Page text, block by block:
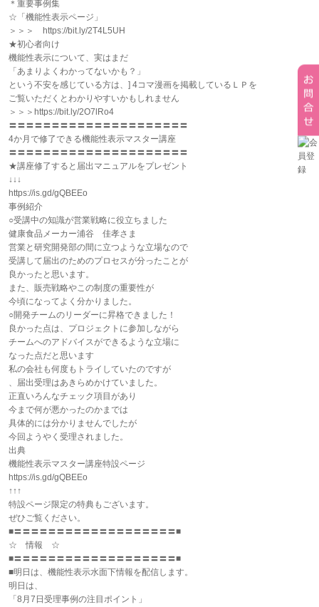
＊重要事例集
☆「機能性表示ページ」
＞＞＞ https://bit.ly/2T4L5UH
★初心者向け
機能性表示について、実はまだ
「あまりよくわかってないかも？」
という不安を感じている方は、] 4コマ漫画を掲載しているＬＰを
ご覧いただくとわかりやすいかもしれません
＞＞＞https://bit.ly/2O7lRo4
〓〓〓〓〓〓〓〓〓〓〓〓〓〓〓〓〓〓〓〓〓
4か月で修了できる機能性表示マスター講座
〓〓〓〓〓〓〓〓〓〓〓〓〓〓〓〓〓〓〓〓〓
★講座修了すると届出マニュアルをプレゼント
↓↓↓
https://is.gd/gQBEEo
事例紹介
○受講中の知識が営業戦略に役立ちました
健康食品メーカー浦谷 佳孝さま
営業と研究開発部の間に立つような立場なので
受講して届出のためのプロセスが分ったことが
良かったと思います。
また、販売戦略やこの制度の重要性が
今頃になってよく分かりました。
○開発チームのリーダーに昇格できました！
良かった点は、プロジェクトに参加しながら
チームへのアドバイスができるような立場に
なった点だと思います
私の会社も何度もトライしていたのですが
、届出受理はあきらめかけていました。
正直いろんなチェック項目があり
今まで何が悪かったのかまでは
具体的には分かりませんでしたが
今回ようやく受理されました。
出典
機能性表示マスター講座特設ページ
https://is.gd/gQBEEo
↑↑↑
特設ページ限定の特典もございます。
ぜひご覧ください。
■〓〓〓〓〓〓〓〓〓〓〓〓〓〓〓〓〓〓〓■
☆ 情報 ☆
■〓〓〓〓〓〓〓〓〓〓〓〓〓〓〓〓〓〓〓■
■明日は、機能性表示水面下情報を配信します。
明日は、
「8月7日受理事例の注目ポイント」